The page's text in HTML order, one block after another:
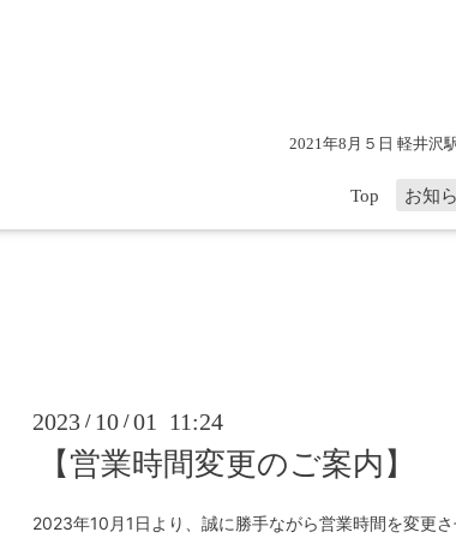
2021年8月５日 軽井沢
Top お知
2023 / 10 /01 11:24
【営業時間変更のご案内】
2023年10月1日より、誠に勝手ながら営業時間を変更